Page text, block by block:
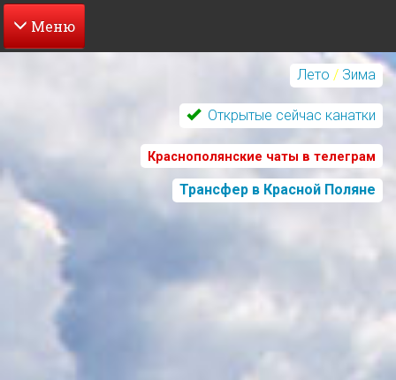
Перейти
Лето / Зима
Открытые сейчас канатки
Краснополянские чаты в телеграм
Трансфер в Красной Поляне